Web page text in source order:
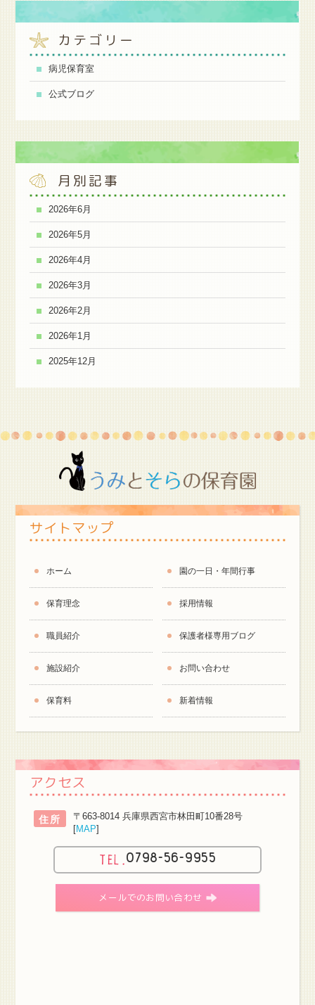
カテゴリー
病児保育室
公式ブログ
月別記事
2026年6月
2026年5月
2026年4月
2026年3月
2026年2月
2026年1月
2025年12月
サイトマップ
ホーム
保育理念
職員紹介
施設紹介
保育料
園の一日・年間行事
採用情報
保護者様専用ブログ
お問い合わせ
新着情報
アクセス
住所
〒663-8014 兵庫県西宮市林田町10番28号
[MAP]
0798-56-9955
メールでのお問い合わせ